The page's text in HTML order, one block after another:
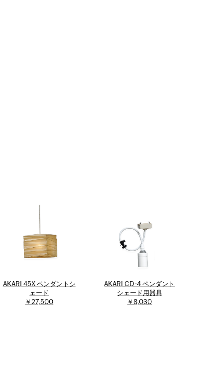
AKARI 45X ペンダントシ
ェード
￥27,500
AKARI CD-4 ペンダント
シェード用器具
￥8,030